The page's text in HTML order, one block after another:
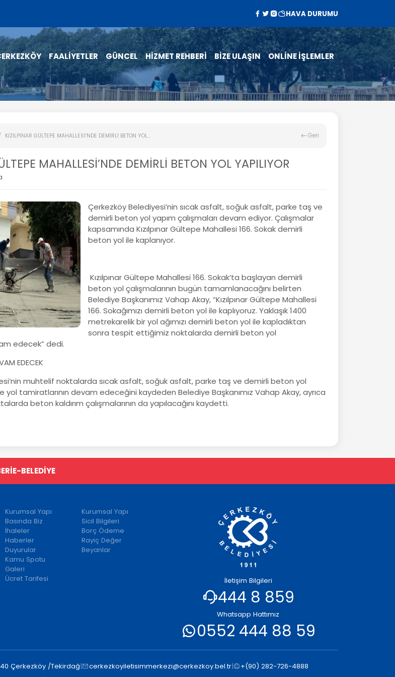
HAVA DURUMU
FAALİYETLER GÜNCEL HİZMET REHBERİ BİZE ULAŞIN ONLİNE İŞLEMLER
KIZILPINAR GÜLTEPE MAHALLESİ’NDE DEMİRLİ BETON YOL... Geri
MAHALLESİ’NDE DEMİRLİ BETON YOL YAPILIYOR
Çerkezköy Belediyesi’nin sıcak asfalt, soğuk asfalt, parke taş ve
demirli beton yol yapım çalışmaları devam ediyor. Çalışmalar
kapsamında Kızılpınar Gültepe Mahallesi 166. Sokak demirli
beton yol ile kaplanıyor.
Kızılpınar Gültepe Mahallesi 166. Sokak’ta başlayan demirli
beton yol çalışmalarının bugün tamamlanacağını belirten
Belediye Başkanımız Vahap Akay, “Kızılpınar Gültepe Mahallesi
166. Sokağımızı demirli beton yol ile kaplıyoruz. Yaklaşık 1400
metrekarelik bir yol ağımızı demirli beton yol ile kapladıktan
sonra tespit ettiğimiz noktalarda demirli beton yol
edecek” dedi.
EDECEK
muhtelif noktalarda sıcak asfalt, soğuk asfalt, parke taş ve demirli beton yol
yol tamiratlarının devam edeceğini kaydeden Belediye Başkanımız Vahap Akay, ayrıca
beton kaldırım çalışmalarının da yapılacağını kaydetti.
E-BELEDİYE
Kurumsal Yapı
Basında Biz
İhaleler
Haberler
Duyurular
Kamu Spotu
Galeri
Ücret Tarifesi
Kurumsal Yapı
Sicil Bilgileri
Borç Ödeme
Rayiç Değer
Beyanlar
İletişim Bilgileri
444 8 859
Whatsapp Hattımız
0552 444 88 59
Çerkezköy /Tekirdağ| cerkezkoyiletisimmerkezi@cerkezkoy.bel.tr|
+(90) 282-726-4888